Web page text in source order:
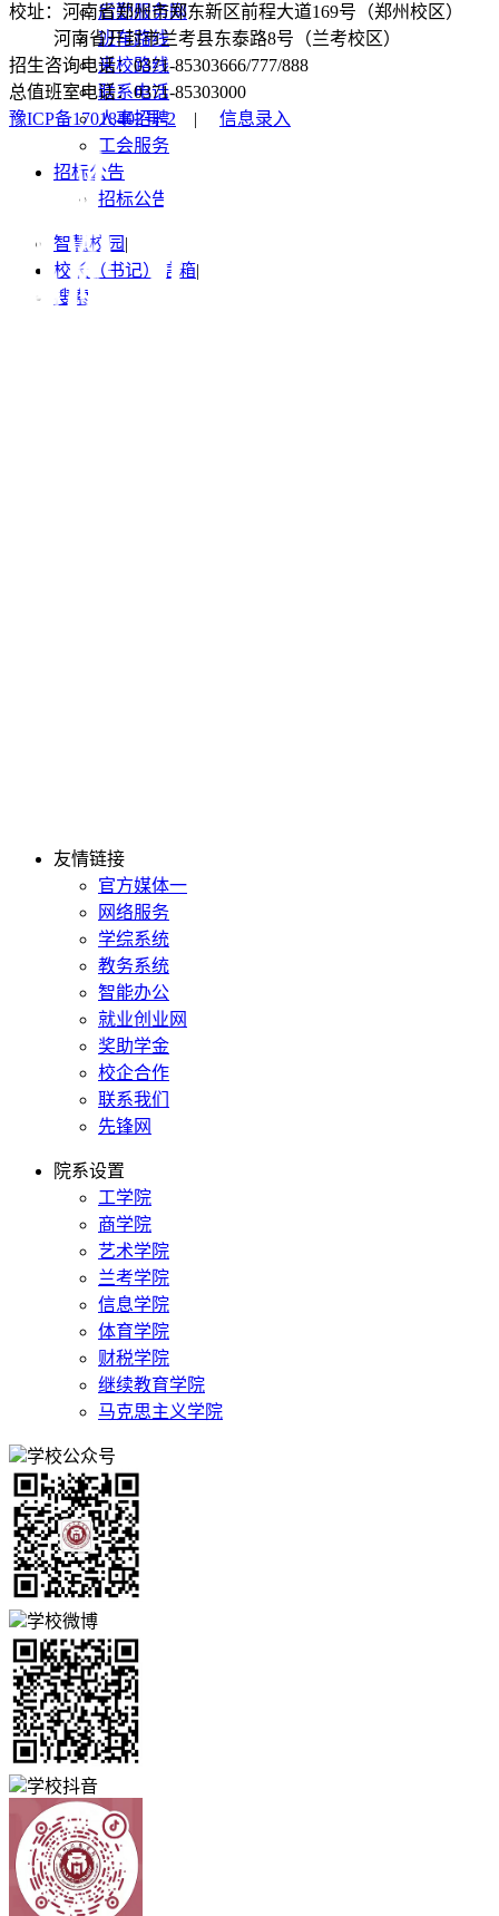
后勤服务网
班车路线
来校路线
联系电话
人事招聘
工会服务
招标公告
招标公告
智慧校园 |
校长（书记）信箱|
搜索
校址：河南省郑州市郑东新区前程大道169号（郑州校区）
河南省开封市兰考县东泰路8号（兰考校区）
招生咨询电话：0371-85303666/777/888
总值班室电话：0371-85303000
豫ICP备17018402号-2 | 信息录入
友情链接
官方媒体一
网络服务
学综系统
教务系统
智能办公
就业创业网
奖助学金
校企合作
联系我们
先锋网
院系设置
工学院
商学院
艺术学院
兰考学院
信息学院
体育学院
财税学院
继续教育学院
马克思主义学院
学校公众号
学校微博
学校抖音